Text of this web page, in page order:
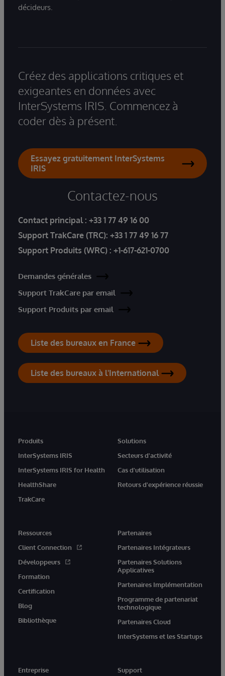
décideurs.
Créez des applications critiques et
exigeantes en données avec
InterSystems IRIS. Commencez à
coder dès à présent.
Essayez gratuitement InterSystems
IRIS
Contactez-nous
Contact principal : +33 1 77 49 16 00
Support TrakCare (TRC): +33 1 77 49 16 77
Support Produits (WRC) : +1-617-621-0700
Demandes générales
Support TrakCare par email
Support Produits par email
Liste des bureaux en France
Liste des bureaux à l'International
Produits
InterSystems IRIS
InterSystems IRIS for Health
HealthShare
TrakCare
Solutions
Secteurs d'activité
Cas d'utilisation
Retours d'expérience réussie
Ressources
Client Connection
Développeurs
Formation
Certification
Blog
Bibliothèque
Partenaires
Partenaires Intégrateurs
Partenaires Solutions
Applicatives
Partenaires Implémentation
Programme de partenariat
technologique
Partenaires Cloud
InterSystems et les Startups
Entreprise Support